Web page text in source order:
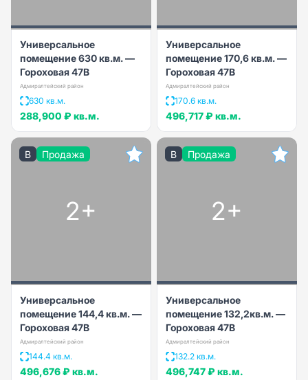
Универсальное
помещение 630 кв.м. —
Гороховая 47В
Адмиралтейский район
630 кв.м.
288,900 ₽ кв.м.
Универсальное
помещение 170,6 кв.м. —
Гороховая 47В
Адмиралтейский район
170.6 кв.м.
496,717 ₽ кв.м.
B Продажа
2+
Универсальное
помещение 144,4 кв.м. —
Гороховая 47В
Адмиралтейский район
144.4 кв.м.
496,676 ₽ кв.м.
B Продажа
2+
Универсальное
помещение 132,2кв.м. —
Гороховая 47В
Адмиралтейский район
132.2 кв.м.
496,747 ₽ кв.м.